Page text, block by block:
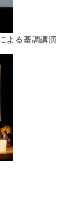
よる基調講演